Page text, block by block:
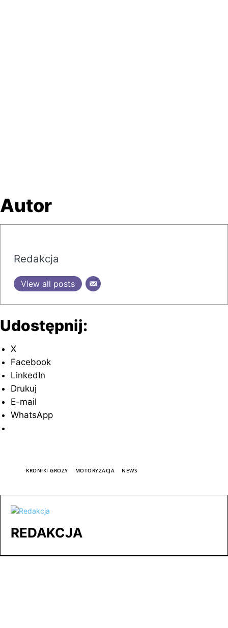
Autor
Redakcja
View all posts
Udostępnij:
X
Facebook
LinkedIn
Drukuj
E-mail
WhatsApp
KRONIKI GROZY MOTORYZACJA NEWS
REDAKCJA